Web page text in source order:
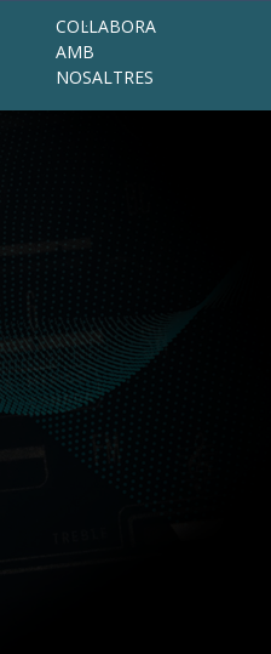
COL·LABORA
AMB
NOSALTRES